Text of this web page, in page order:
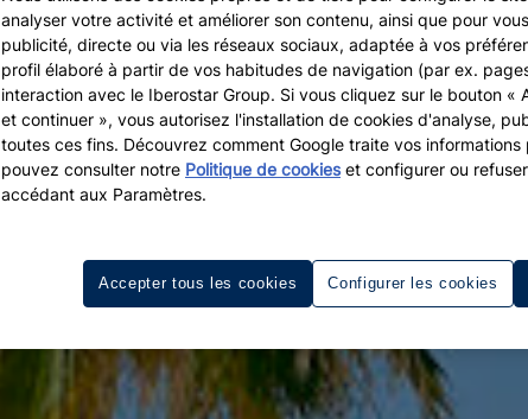
analyser votre activité et améliorer son contenu, ainsi que pour
publicité, directe ou via les réseaux sociaux, adaptée à vos
profil élaboré à partir de vos habitudes de navigation (par ex.
interaction avec le Iberostar Group. Si vous cliquez sur le bouton «
et continuer », vous autorisez l'installation de cookies d'analyse,
toutes ces fins. Découvrez comment Google traite vos informations
pouvez consulter notre Politique de cookieset configurer ou
accédant aux Paramètres.
Configurer les cookies
Accepter tous les cookies